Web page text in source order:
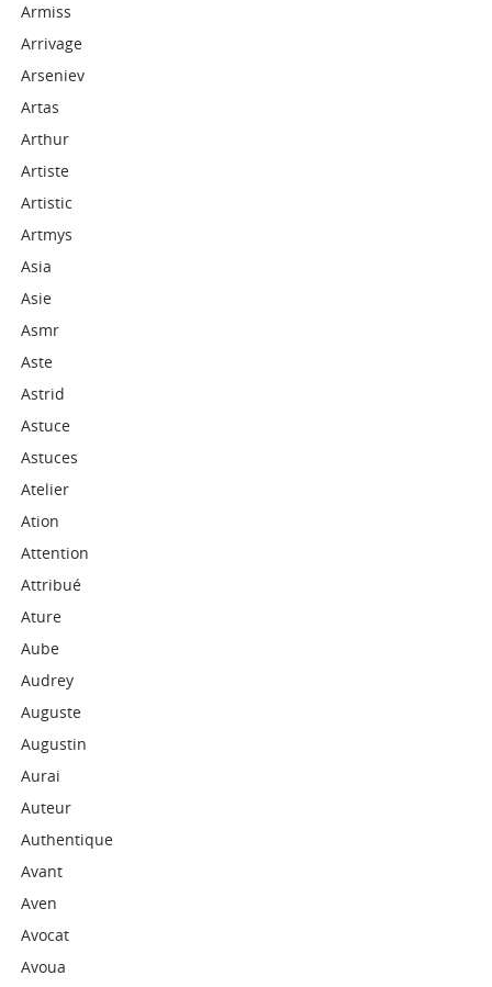
Armiss
Arrivage
Arseniev
Artas
Arthur
Artiste
Artistic
Artmys
Asia
Asie
Asmr
Aste
Astrid
Astuce
Astuces
Atelier
Ation
Attention
Attribué
Ature
Aube
Audrey
Auguste
Augustin
Aurai
Auteur
Authentique
Avant
Aven
Avocat
Avoua